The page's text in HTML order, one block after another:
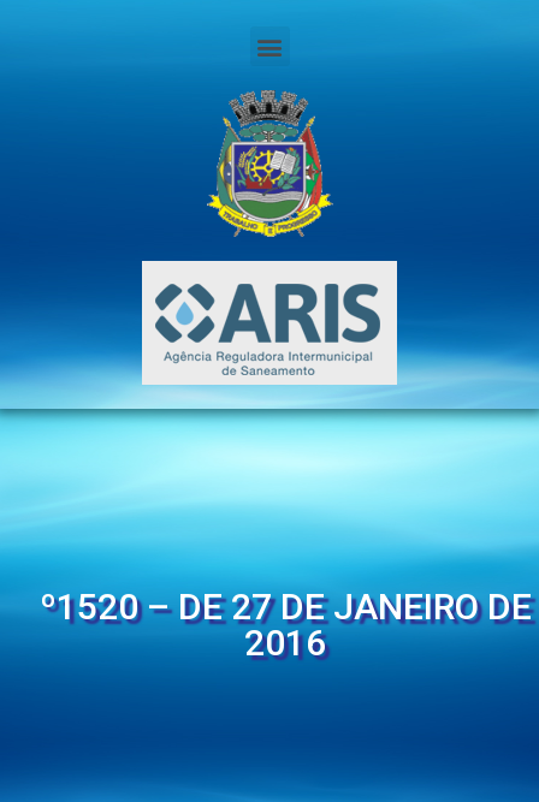
º1520 – DE 27 DE JANEIRO DE
2016